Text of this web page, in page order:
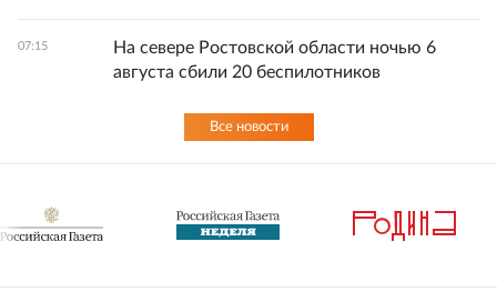
07:15
На севере Ростовской области ночью 6
августа сбили 20 беспилотников
Все новости